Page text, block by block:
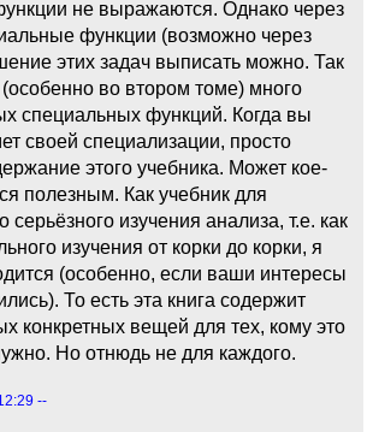
не выражаются. Однако через
функции (возможно через
этих задач выписать можно. Так
во втором томе) много
специальных функций. Когда вы
своей специализации, просто
этого учебника. Может кое-
полезным. Как учебник для
серьёзного изучения анализа, т.е. как
изучения от корки до корки, я
(особенно, если ваши интересы
То есть эта книга содержит
конкретных вещей для тех, кому это
Но отнюдь не для каждого.
--